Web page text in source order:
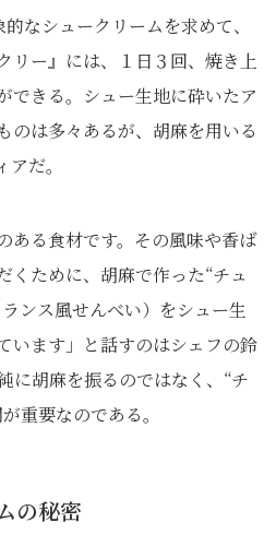
なシュークリームを求めて、
リー』には、１日３回、焼き上
できる。シュー生地に砕いたア
のは多々あるが、胡麻を用いる
だ。
ある食材です。その風味や香ば
くために、胡麻で作った“チュ
ンス風せんべい）をシュー生
います」と話すのはシェフの鈴
に胡麻を振るのではなく、“チ
重要なのである。
の秘密